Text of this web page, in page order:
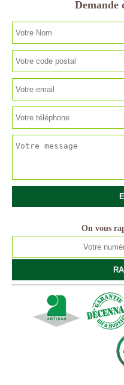
Demande
On vous